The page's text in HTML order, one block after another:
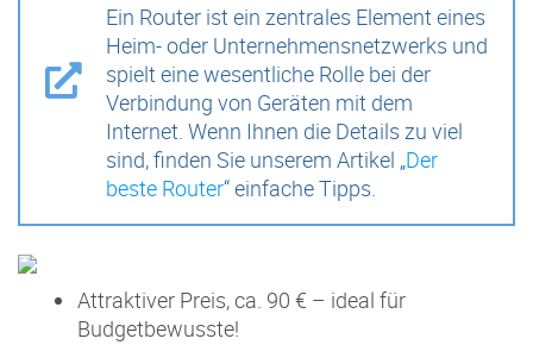
Ein Router ist ein zentrales Element eines
Heim- oder Unternehmensnetzwerks und
spielt eine wesentliche Rolle bei der
Verbindung von Geräten mit dem
Internet. Wenn Ihnen die Details zu viel
sind, finden Sie unserem Artikel „Der
beste Router“ einfache Tipps.
Attraktiver Preis, ca. 90 € – ideal für
Budgetbewusste!